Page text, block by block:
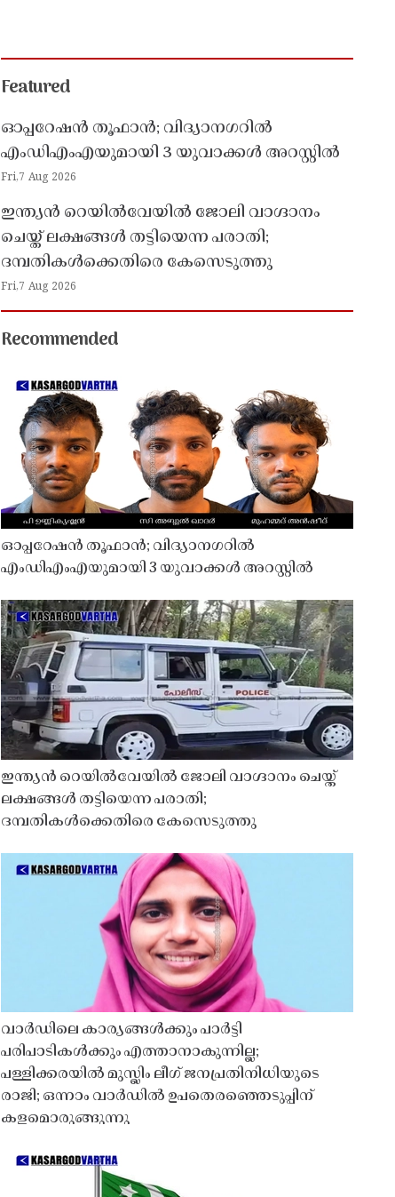
Featured
ഓപ്പറേഷൻ തൂഫാൻ; വിദ്യാനഗറിൽ
എംഡിഎംഎയുമായി 3 യുവാക്കൾ അറസ്റ്റിൽ
Fri,7 Aug 2026
ഇന്ത്യൻ റെയിൽവേയിൽ ജോലി വാഗ്ദാനം
ചെയ്ത് ലക്ഷങ്ങൾ തട്ടിയെന്ന പരാതി;
ദമ്പതികൾക്കെതിരെ കേസെടുത്തു
Fri,7 Aug 2026
Recommended
ഓപ്പറേഷൻ തൂഫാൻ; വിദ്യാനഗറിൽ
എംഡിഎംഎയുമായി 3 യുവാക്കൾ അറസ്റ്റിൽ
ഇന്ത്യൻ റെയിൽവേയിൽ ജോലി വാഗ്ദാനം ചെയ്ത്
ലക്ഷങ്ങൾ തട്ടിയെന്ന പരാതി;
ദമ്പതികൾക്കെതിരെ കേസെടുത്തു
വാർഡിലെ കാര്യങ്ങൾക്കും പാർട്ടി
പരിപാടികൾക്കും എത്താനാകുന്നില്ല;
പള്ളിക്കരയിൽ മുസ്ലിം ലീഗ് ജനപ്രതിനിധിയുടെ
രാജി; ഒന്നാം വാർഡിൽ ഉപതെരഞ്ഞെടുപ്പിന്
കളമൊരുങ്ങുന്നു